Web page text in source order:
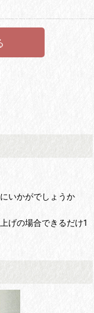
いかがでしょうか
げの場合できるだけ1